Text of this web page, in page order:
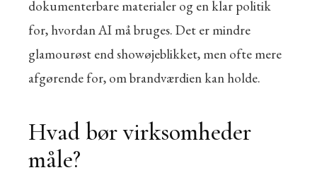
dokumenterbare materialer og en klar politik
for, hvordan AI må bruges. Det er mindre
glamourøst end showøjeblikket, men ofte mere
afgørende for, om brandværdien kan holde.
Hvad bør virksomheder
måle?